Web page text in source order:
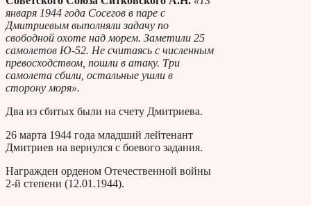
января 1944 года Сосегов в паре с
Дмитриевым выполняли задачу по
свободной охоте над морем. Заметили 25
самолетов Ю-52. Не считаясь с численным
превосходством, пошли в атаку. Три
самолета сбили, остальные ушли в
сторону моря».
Два из сбитых были на счету Дмитриева.
26 марта 1944 года младший лейтенант
Дмитриев на вернулся с боевого задания.
Награжден орденом Отечественной войны
2-й степени (12.01.1944).